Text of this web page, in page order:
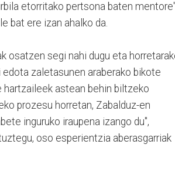
etorritako pertsona baten
bat ere izan ahalko da.
osatzen segi nahi dugu eta
zaletasunen araberako bikote
hartzaileek astean behin biltzeko
prozesu horretan, Zabalduz-en
inguruko iraupena izango du",
oso esperientzia aberasgarriak